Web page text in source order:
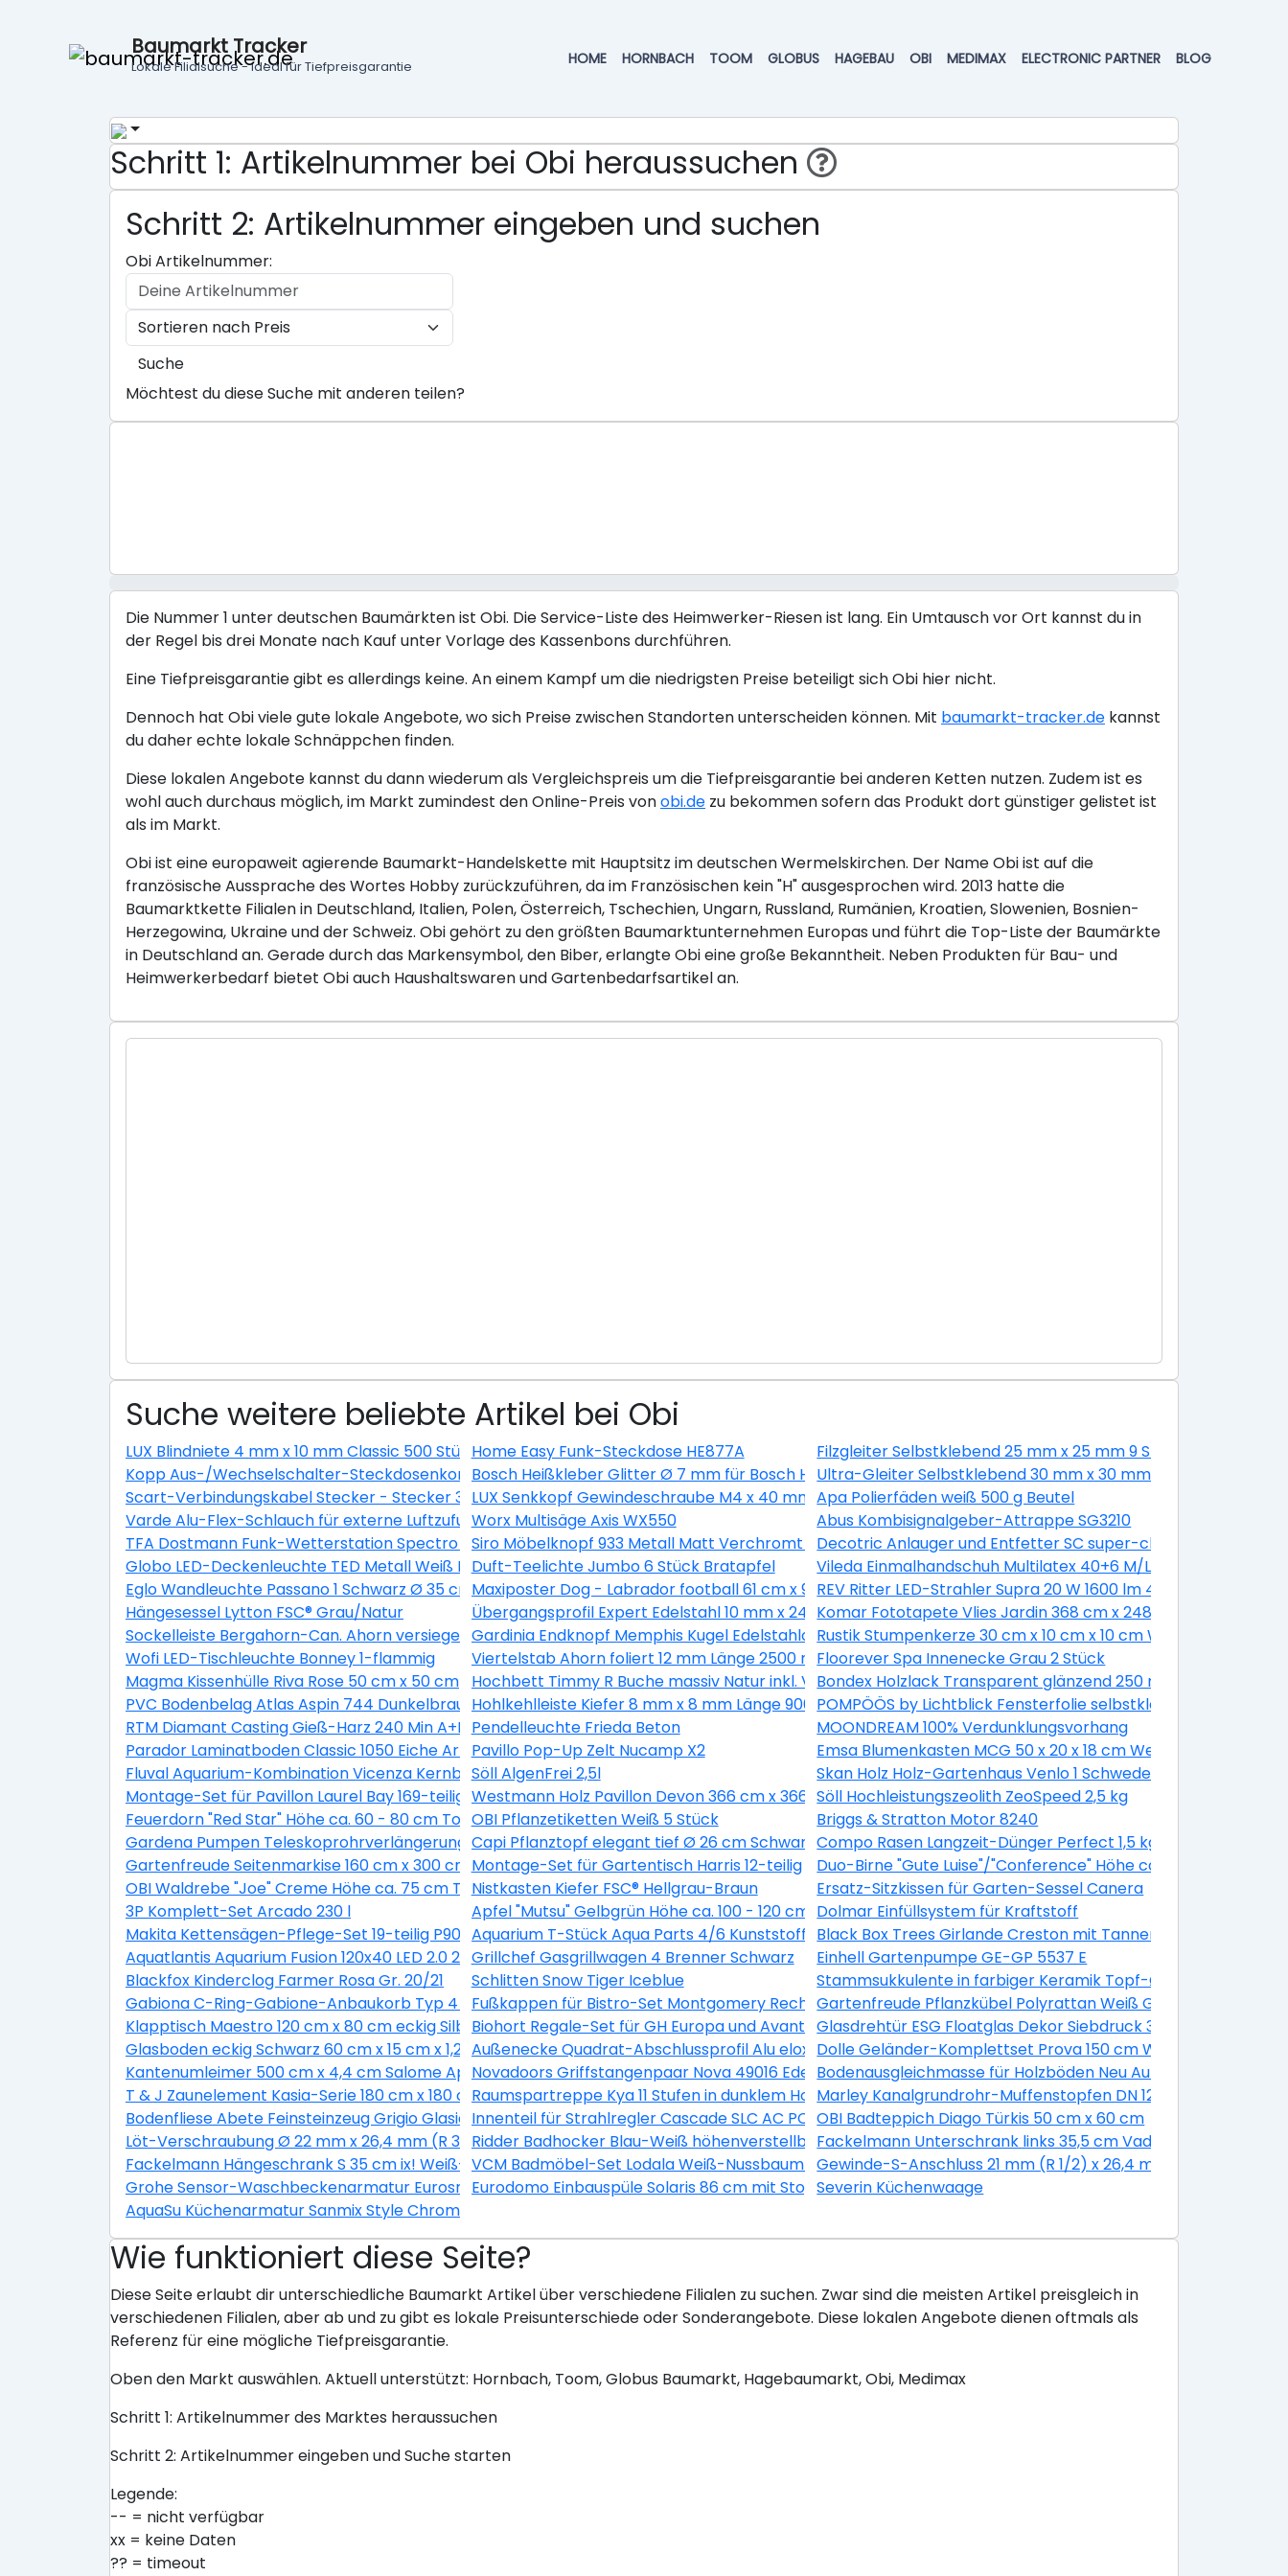
Baumarkt Tracker
Lokale Filialsuche - ideal für Tiefpreisgarantie HOME HORNBACH TOOM GLOBUS HAGEBAU OBI MEDIMAX ELECTRONIC PARTNER BLOG
Schritt 1: Artikelnummer bei Obi heraussuchen
Schritt 2: Artikelnummer eingeben und suchen
Obi Artikelnummer:
Suche
Möchtest du diese Suche mit anderen teilen?
Die Nummer 1 unter deutschen Baumärkten ist Obi. Die Service-Liste des Heimwerker-Riesen ist lang. Ein Umtausch vor Ort kannst du in
der Regel bis drei Monate nach Kauf unter Vorlage des Kassenbons durchführen.
Eine Tiefpreisgarantie gibt es allerdings keine. An einem Kampf um die niedrigsten Preise beteiligt sich Obi hier nicht.
Dennoch hat Obi viele gute lokale Angebote, wo sich Preise zwischen Standorten unterscheiden können. Mit baumarkt-tracker.de kannst
du daher echte lokale Schnäppchen finden.
Diese lokalen Angebote kannst du dann wiederum als Vergleichspreis um die Tiefpreisgarantie bei anderen Ketten nutzen. Zudem ist es
wohl auch durchaus möglich, im Markt zumindest den Online-Preis vonobi.de zu bekommen sofern das Produkt dort günstiger gelistet ist
als im Markt.
Obi ist eine europaweit agierende Baumarkt-Handelskette mit Hauptsitz im deutschen Wermelskirchen. Der Name Obi ist auf die
französische Aussprache des Wortes Hobby zurückzuführen, da im Französischen kein "H" ausgesprochen wird. 2013 hatte die
Baumarktkette Filialen in Deutschland, Italien, Polen, Österreich, Tschechien, Ungarn, Russland, Rumänien, Kroatien, Slowenien, Bosnien-
Herzegowina, Ukraine und der Schweiz. Obi gehört zu den größten Baumarktunternehmen Europas und führt die Top-Liste der Baumärkte
in Deutschland an. Gerade durch das Markensymbol, den Biber, erlangte Obi eine große Bekanntheit. Neben Produkten für Bau- und
Heimwerkerbedarf bietet Obi auch Haushaltswaren und Gartenbedarfsartikel an.
Suche weitere beliebte Artikel bei Obi
LUX Blindniete 4 mm x 10 mm Classic 500 StückHome Easy Funk-Steckdose HE877A
Filzgleiter Selbstklebend 25 mm x 25 mm 9 Stück Weiß
Kopp Aus-/Wechselschalter-Steckdosenkombination Nautic Senkrecht Anthrazit
Bosch Heißkleber Glitter Ø 7 mm für Bosch Heißklebestift GlueyUltra-Gleiter Selbstklebend 30 mm x 30 mm 4 Stück
Scart-Verbindungskabel Stecker - Stecker 3 m SchwarzLUX Senkkopf Gewindeschraube M4 x 40 mm Verzinkt Schlitz 8 Stück mit Muttern
Apa Polierfäden weiß 500 g Beutel
Varde Alu-Flex-Schlauch für externe Luftzufuhr Länge 200-250 cm, Ø80 mm
Worx Multisäge Axis WX550
Abus Kombisignalgeber-Attrappe SG3210
TFA Dostmann Funk-Wetterstation Spectro SilberSiro Möbelknopf 933 Metall Matt Verchromt Ø 15 mmDecotric Anlauger und Entfetter SC super-clean 500 g
Globo LED-Deckenleuchte TED Metall Weiß EEK: A+Duft-Teelichte Jumbo 6 Stück Bratapfel
Vileda Einmalhandschuh Multilatex 40+6 M/L
Eglo Wandleuchte Passano 1 Schwarz Ø 35 cmMaxiposter Dog - Labrador football 61 cm x 91,5 cmREV Ritter LED-Strahler Supra 20 W 1600 lm 4000 K IP65
Hängesessel Lytton FSC® Grau/Natur
Übergangsprofil Expert Edelstahl 10 mm x 24 mm Länge 900 mmKomar Fototapete Vlies Jardin 368 cm x 248 cm
Sockelleiste Bergahorn-Can. Ahorn versiegelt 39 mm x 19 mm x Länge 2500 mm
Gardinia Endknopf Memphis Kugel Edelstahloptik 2-er PackRustik Stumpenkerze 30 cm x 10 cm x 10 cm Weiß
Wofi LED-Tischleuchte Bonney 1-flammig
Viertelstab Ahorn foliert 12 mm Länge 2500 mmFloorever Spa Innenecke Grau 2 Stück
Magma Kissenhülle Riva Rose 50 cm x 50 cm
Hochbett Timmy R Buche massiv Natur inkl. Vorhang Hellblau-Dunkelblau
Bondex Holzlack Transparent glänzend 250 ml
PVC Bodenbelag Atlas Aspin 744 Dunkelbraun 200 cm breitHohlkehlleiste Kiefer 8 mm x 8 mm Länge 900 mmPOMPÖÖS by Lichtblick Fensterfolie selbstklebend
RTM Diamant Casting Gieß-Harz 240 Min A+B 0,5 kgPendelleuchte Frieda Beton
MOONDREAM 100% Verdunklungsvorhang
Parador Laminatboden Classic 1050 Eiche Artdéco Landhausdiele V-Fuge
Pavillo Pop-Up Zelt Nucamp X2
Emsa Blumenkasten MCG 50 x 20 x 18 cm Weiß
Fluval Aquarium-Kombination Vicenza Kernbuche 260 l
Söll AlgenFrei 2,5l
Skan Holz Holz-Gartenhaus Venlo 1 Schwedenrot B x T 250
Montage-Set für Pavillon Laurel Bay 169-teilig Westmann Holz Pavillon Devon 366 cm x 366 cmSöll Hochleistungszeolith ZeoSpeed 2,5 kg
Feuerdorn "Red Star" Höhe ca. 60 - 80 cm Topf ca. 2 l Pyracantha
OBI Pflanzetiketten Weiß 5 Stück
Briggs & Stratton Motor 8240
Gardena Pumpen Teleskoprohrverlängerung Capi Pflanztopf elegant tief Ø 26 cm Schwarz Compo Rasen Langzeit-Dünger Perfect 1,5 kg
Gartenfreude Seitenmarkise 160 cm x 300 cm AnthrazitMontage-Set für Gartentisch Harris 12-teilig
Duo-Birne "Gute Luise"/"Conference" Höhe ca. 120 - 140 cm
OBI Waldrebe "Joe" Creme Höhe ca. 75 cm Topf ca. 2,25 l Clematis
Nistkasten Kiefer FSC® Hellgrau-Braun
Ersatz-Sitzkissen für Garten-Sessel Canera
3P Komplett-Set Arcado 230 l
Apfel "Mutsu" Gelbgrün Höhe ca. 100 - 120 cm Topf ca. 7,5 l Malus domestica
Dolmar Einfüllsystem für Kraftstoff
Makita Kettensägen-Pflege-Set 19-teilig P90211Aquarium T-Stück Aqua Parts 4/6 Kunststoff 2 StückBlack Box Trees Girlande Creston mit Tannenzapfen und
Aquatlantis Aquarium Fusion 120x40 LED 2.0 224 l Esche-WeißGrillchef Gasgrillwagen 4 Brenner Schwarz
Einhell Gartenpumpe GE-GP 5537 E
Blackfox Kinderclog Farmer Rosa Gr. 20/21
Schlitten Snow Tiger Iceblue
Stammsukkulente in farbiger Keramik Topf-Ø ca. 13 cm
Gabiona C-Ring-Gabione-Anbaukorb Typ 4 60 x 100 x 40 cm Maschenw 5 x 10 cm
Fußkappen für Bistro-Set Montgomery Rechteckig 2 StückGartenfreude Pflanzkübel Polyrattan Weiß Größe XL 3er-Set
Klapptisch Maestro 120 cm x 80 cm eckig Silber-MontpellierBiohort Regale-Set für GH Europa und AvantGarde verzinktGlasdrehtür ESG Floatglas Dekor Siebdruck 36/31 DIN Links
Glasboden eckig Schwarz 60 cm x 15 cm x 1,2 cmAußenecke Quadrat-Abschlussprofil Alu eloxiert Silber glänzend 10 mmDolle Geländer-Komplettset Prova 150 cm Wandmontage
Kantenumleimer 500 cm x 4,4 cm Salome Apricot (SL723 C)Novadoors Griffstangenpaar Nova 49016 EdelstahloptikBodenausgleichmasse für Holzböden Neu Auf Alt 20 kg
T & J Zaunelement Kasia-Serie 180 cm x 180 cm GraulasiertRaumspartreppe Kya 11 Stufen in dunklem Holz inkl. Geländer in GrauMarley Kanalgrundrohr-Muffenstopfen DN 125
Bodenfliese Abete Feinsteinzeug Grigio Glasiert 30 cm x 60 cmInnenteil für Strahlregler Cascade SLC AC PCA M22 / M24 Kunststoff 2 Stück
OBI Badteppich Diago Türkis 50 cm x 60 cm
Löt-Verschraubung Ø 22 mm x 26,4 mm (R 3/4) RotgussRidder Badhocker Blau-Weiß höhenverstellbar rotierendFackelmann Unterschrank links 35,5 cm Vadea Pinie-Weiß
Fackelmann Hängeschrank S 35 cm ix! Weiß-EscheVCM Badmöbel-Set Lodala Weiß-Nussbaum 5-teiligGewinde-S-Anschluss 21 mm (R 1/2) x 26,4 mm (R 3/4) mit
Grohe Sensor-Waschbeckenarmatur Eurosmart CE ChromEurodomo Einbauspüle Solaris 86 cm mit Stopfenventil Edelstahl Glatt
Severin Küchenwaage
AquaSu Küchenarmatur Sanmix Style Chrom-Schwarz
Wie funktioniert diese Seite?
Diese Seite erlaubt dir unterschiedliche Baumarkt Artikel über verschiedene Filialen zu suchen. Zwar sind die meisten Artikel preisgleich in
verschiedenen Filialen, aber ab und zu gibt es lokale Preisunterschiede oder Sonderangebote. Diese lokalen Angebote dienen oftmals als
Referenz für eine mögliche Tiefpreisgarantie.
Oben den Markt auswählen. Aktuell unterstützt: Hornbach, Toom, Globus Baumarkt, Hagebaumarkt, Obi, Medimax
Schritt 1: Artikelnummer des Marktes heraussuchen
Schritt 2: Artikelnummer eingeben und Suche starten
Legende:
-- = nicht verfügbar
xx = keine Daten
?? = timeout